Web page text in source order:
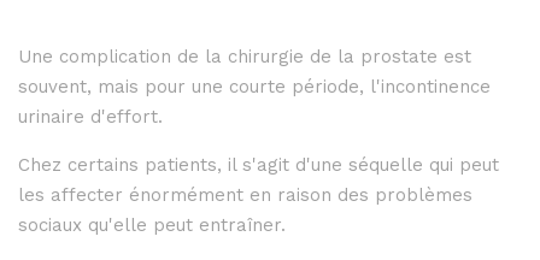
Une complication de la chirurgie de la prostate est
souvent, mais pour une courte période, l'incontinence
urinaire d'effort.
Chez certains patients, il s'agit d'une séquelle qui peut
les affecter énormément en raison des problèmes
sociaux qu'elle peut entraîner.